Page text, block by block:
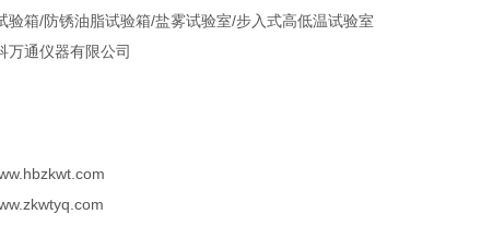
验箱/防锈油脂试验箱/盐雾试验室/步入式高低温试验室
万通仪器有限公司